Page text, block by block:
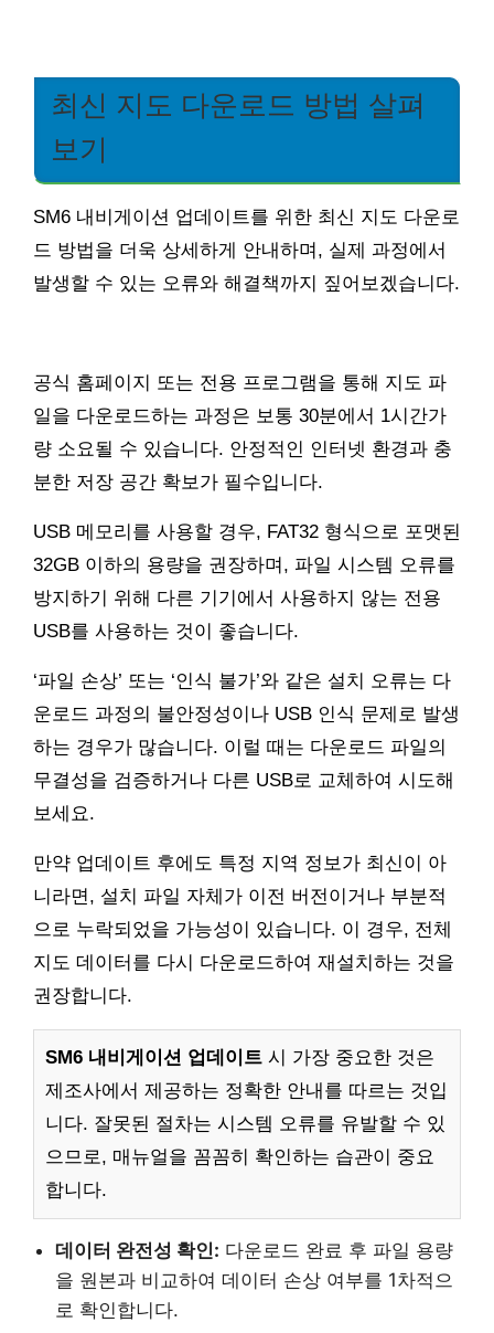
최신 지도 다운로드 방법 살펴
보기
SM6 내비게이션 업데이트를 위한 최신 지도 다운로
드 방법을 더욱 상세하게 안내하며, 실제 과정에서
발생할 수 있는 오류와 해결책까지 짚어보겠습니다.
공식 홈페이지 또는 전용 프로그램을 통해 지도 파
일을 다운로드하는 과정은 보통 30분에서 1시간가
량 소요될 수 있습니다. 안정적인 인터넷 환경과 충
분한 저장 공간 확보가 필수입니다.
USB 메모리를 사용할 경우, FAT32 형식으로 포맷된
32GB 이하의 용량을 권장하며, 파일 시스템 오류를
방지하기 위해 다른 기기에서 사용하지 않는 전용
USB를 사용하는 것이 좋습니다.
‘파일 손상’ 또는 ‘인식 불가’와 같은 설치 오류는 다
운로드 과정의 불안정성이나 USB 인식 문제로 발생
하는 경우가 많습니다. 이럴 때는 다운로드 파일의
무결성을 검증하거나 다른 USB로 교체하여 시도해
보세요.
만약 업데이트 후에도 특정 지역 정보가 최신이 아
니라면, 설치 파일 자체가 이전 버전이거나 부분적
으로 누락되었을 가능성이 있습니다. 이 경우, 전체
지도 데이터를 다시 다운로드하여 재설치하는 것을
권장합니다.
SM6 내비게이션 업데이트 시 가장 중요한 것은
제조사에서 제공하는 정확한 안내를 따르는 것입
니다. 잘못된 절차는 시스템 오류를 유발할 수 있
으므로, 매뉴얼을 꼼꼼히 확인하는 습관이 중요
합니다.
데이터 완전성 확인: 다운로드 완료 후 파일 용량
을 원본과 비교하여 데이터 손상 여부를 1차적으
로 확인합니다.